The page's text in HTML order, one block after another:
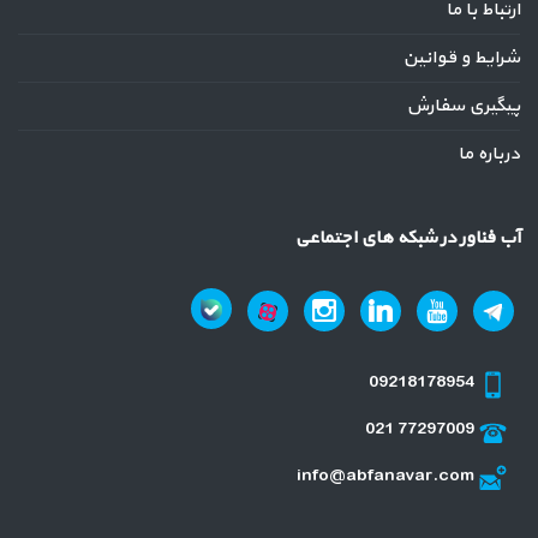
ارتباط با ما
شرایط و قوانین
پیگیری سفارش
درباره ما
آب فناور در شبکه های اجتماعی
09218178954
021 77297009
info@abfanavar.com